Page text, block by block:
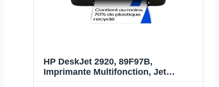
HP DeskJet 2920, 89F97B,
Imprimante Multifonction, Jet